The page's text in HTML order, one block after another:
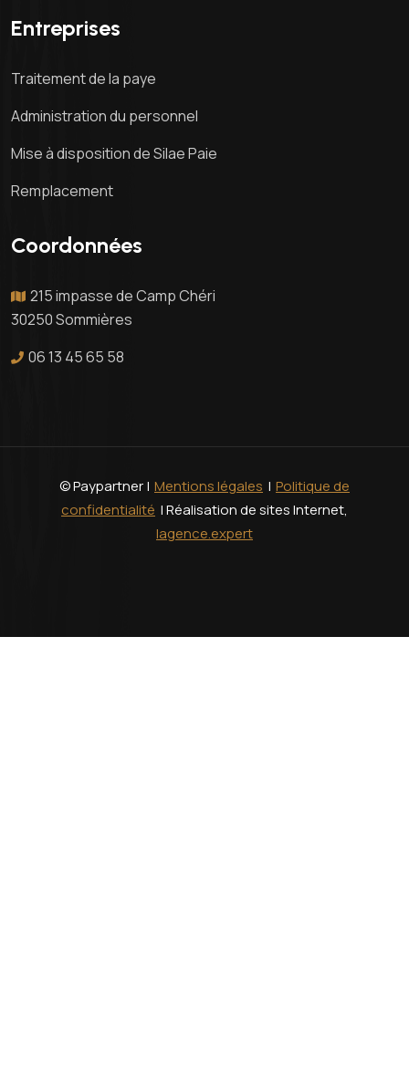
Entreprises
Traitement de la paye
Administration du personnel
Mise à disposition de Silae Paie
Remplacement
Coordonnées
215 impasse de Camp Chéri
30250 Sommières
06 13 45 65 58
© Paypartner | Mentions légales | Politique de
confidentialité | Réalisation de sites Internet,
lagence.expert